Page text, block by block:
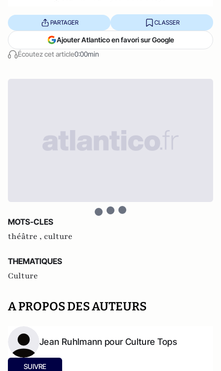
Écoutez cet article0:00min
PARTAGER CLASSER
Ajouter Atlantico en favori sur Google
MOTS-CLES
théâtre , culture
THEMATIQUES
Culture
A PROPOS DES AUTEURS
Jean Ruhlmann pour Culture Tops
SUIVRE